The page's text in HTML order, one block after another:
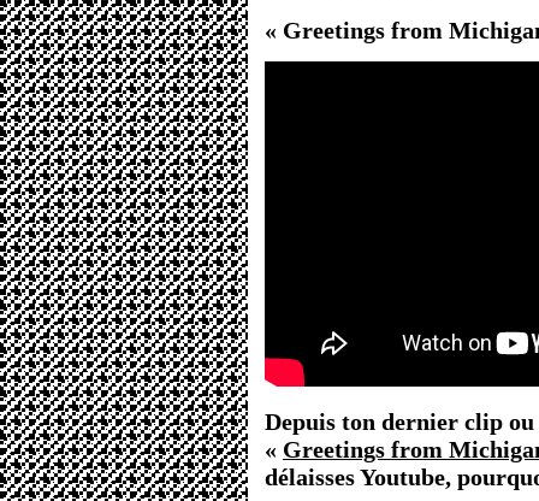
« Greetings from
Depuis ton dernier clip
« Greetings from
délaisses Youtube,